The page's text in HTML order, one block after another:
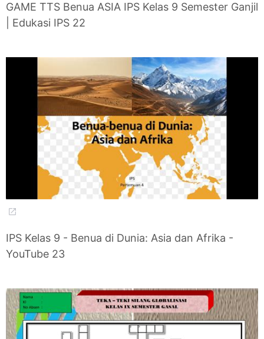
GAME TTS Benua ASIA IPS Kelas 9 Semester Ganjil
| Edukasi IPS 22
IPS Kelas 9 - Benua di Dunia: Asia dan Afrika -
YouTube 23